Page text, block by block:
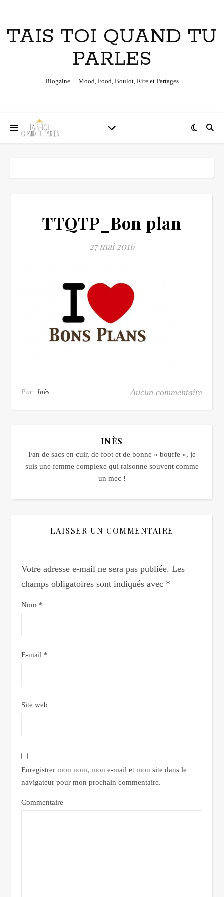
TAIS TOI QUAND TU
PARLES
Blogzine… Mood, Food, Boulot, Rire et Partages
TTQTP_Bon plan
27 mai 2016
Par Inès Aucun commentaire
INÈS
Fan de sacs en cuir, de foot et de bonne « bouffe », je
suis une femme complexe qui raisonne souvent comme
un mec !
LAISSER UN COMMENTAIRE
Votre adresse e-mail ne sera pas publiée. Les
champs obligatoires sont indiqués avec *
Nom *
E-mail *
Site web
Enregistrer mon nom, mon e-mail et mon site dans le
navigateur pour mon prochain commentaire.
Commentaire